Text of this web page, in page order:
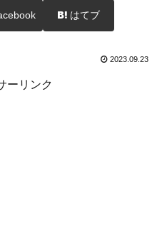
はてブ
2023.09.23
ーリンク